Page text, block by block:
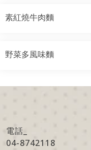
素紅燒牛肉麵
野菜多風味麵
電話_
04-8742118